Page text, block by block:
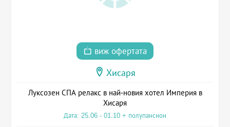
виж офертата
Хисаря
Луксозен СПА релакс в най-новия хотел Империя в
Хисаря
Дата: 25.06 - 01.10 + полупансион